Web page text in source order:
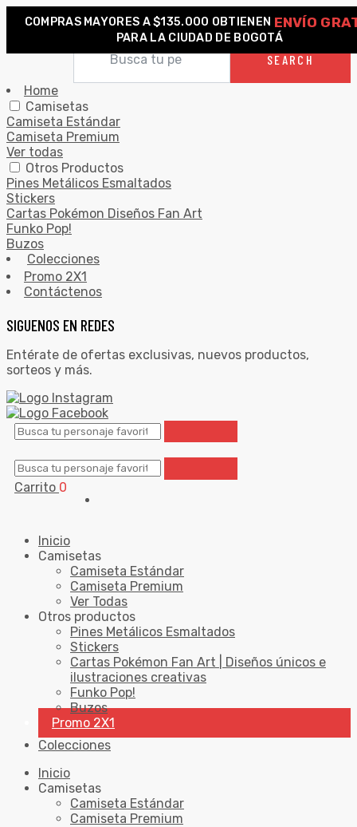
COMPRAS MAYORES A $135.000 OBTIENEN ENVÍO
PARA LA CIUDAD DE BOGOTÁ
SEARCH
Home
Camisetas
Camiseta Estándar
Camiseta Premium
Ver todas
Otros Productos
Pines Metálicos Esmaltados
Stickers
Cartas Pokémon Diseños Fan Art
Funko Pop!
Buzos
Colecciones
Promo 2X1
Contáctenos
SIGUENOS EN REDES
Entérate de ofertas exclusivas, nuevos productos,
sorteos y más.
Carrito 0
Inicio
Camisetas
Camiseta Estándar
Camiseta Premium
Ver Todas
Otros productos
Pines Metálicos Esmaltados
Stickers
Cartas Pokémon Fan Art | Diseños únicos e
ilustraciones creativas
Funko Pop!
Buzos
Promo 2X1
Colecciones
Inicio
Camisetas
Camiseta Estándar
Camiseta Premium